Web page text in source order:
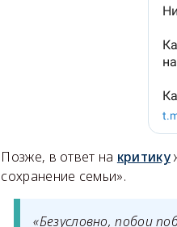
Позже, в ответ на критику
сохранение семьи».
«Безусловно, побои